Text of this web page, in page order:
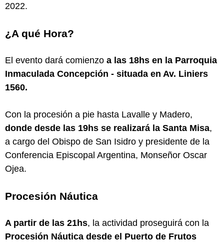
2022.
¿A qué Hora?
El evento dará comienzo a las 18hs en la Parroquia
Inmaculada Concepción - situada en Av. Liniers
1560.
Con la procesión a pie hasta Lavalle y Madero,
donde desde las 19hs se realizará la Santa Misa,
a cargo del Obispo de San Isidro y presidente de la
Conferencia Episcopal Argentina, Monseñor Oscar
Ojea.
Procesión Náutica
A partir de las 21hs, la actividad proseguirá con la
Procesión Náutica desde el Puerto de Frutos